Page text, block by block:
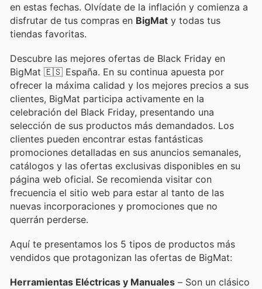
en estas fechas. Olvídate de la inflación y comienza a
disfrutar de tus compras en BigMat y todas tus
tiendas favoritas.
Descubre las mejores ofertas de Black Friday en
BigMat 🇪🇸 España. En su continua apuesta por
ofrecer la máxima calidad y los mejores precios a sus
clientes, BigMat participa activamente en la
celebración del Black Friday, presentando una
selección de sus productos más demandados. Los
clientes pueden encontrar estas fantásticas
promociones detalladas en sus anuncios semanales,
catálogos y las ofertas exclusivas disponibles en su
página web oficial. Se recomienda visitar con
frecuencia el sitio web para estar al tanto de las
nuevas incorporaciones y promociones que no
querrán perderse.
Aquí te presentamos los 5 tipos de productos más
vendidos que protagonizan las ofertas de BigMat:
Herramientas Eléctricas y Manuales – Son un clásico